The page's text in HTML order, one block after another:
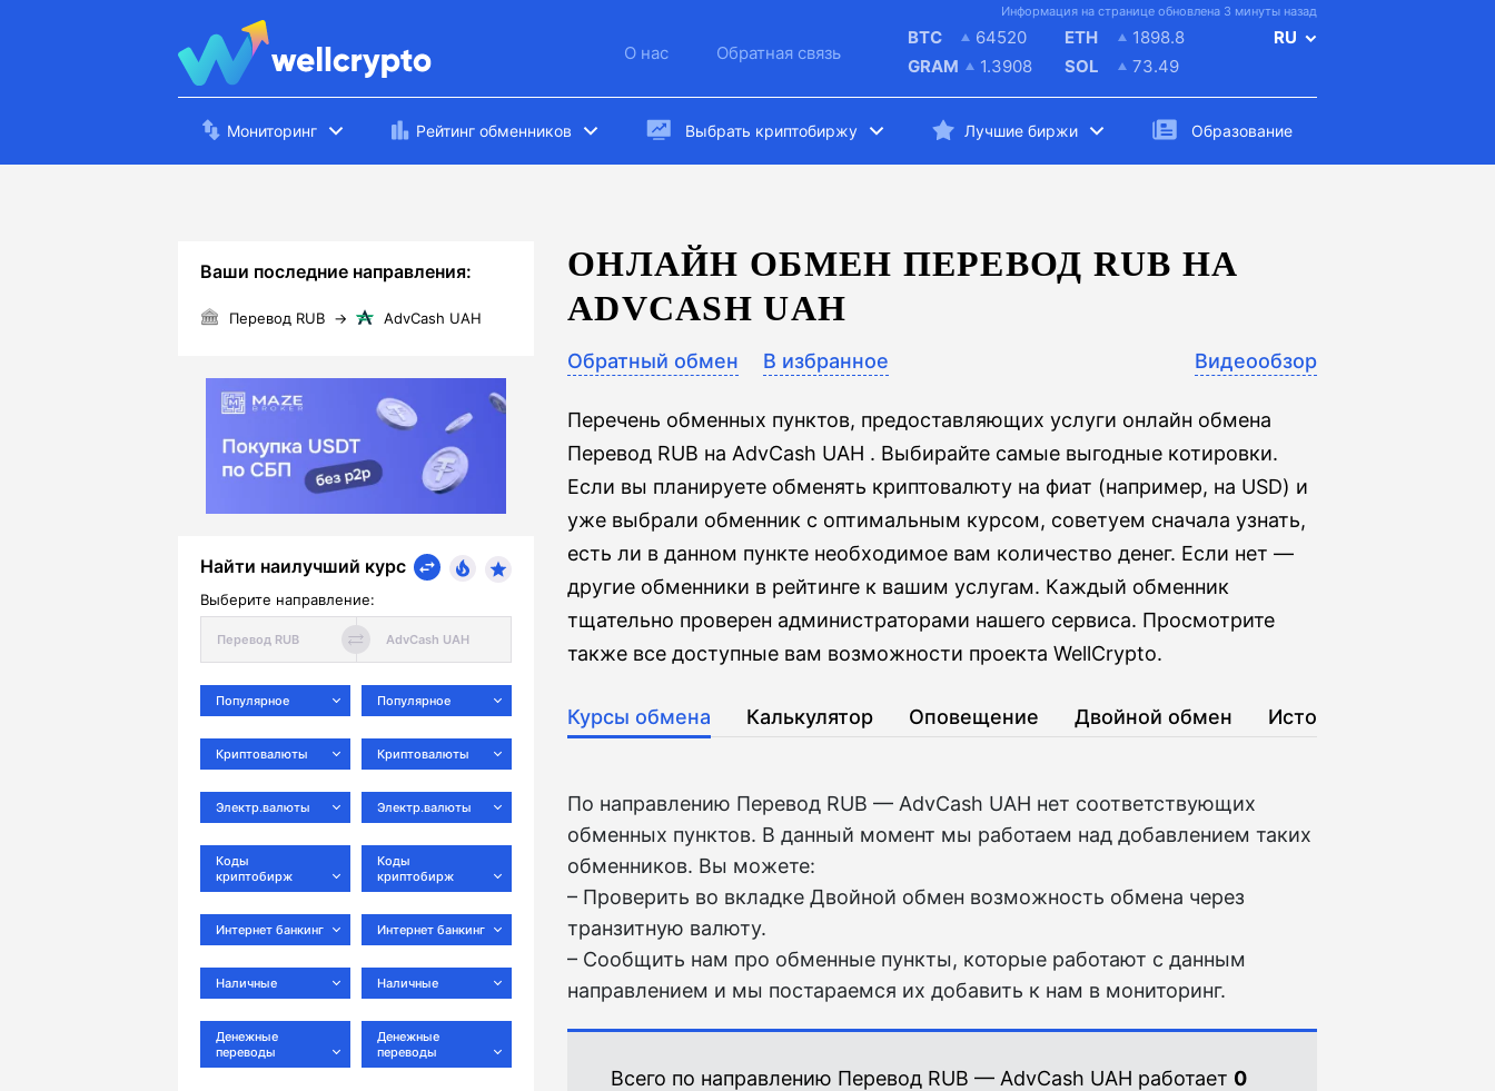
Информация на странице обновлена 3 минуты назад
О нас Обратная связь
BTC
64520
GRAM
1.3908
ETH
1898.8
SOL
73.49
RU
Мониторинг Рейтинг обменников Выбрать криптобиржу Лучшие биржи Образование
Ваши последние направления:
Перевод RUB → AdvCash UAH
Найти наилучший курс
Выберите направление:
Популярное
Криптовалюты
Электр.валюты
Коды
криптобирж
Интернет банкинг
Наличные
Денежные
переводы
Популярное
Криптовалюты
Электр.валюты
Коды
криптобирж
Интернет банкинг
Наличные
Денежные
переводы
ОНЛАЙН ОБМЕН ПЕРЕВОД RUB НА
ADVCASH UAH
Обратный обмен В избранное Видеообзор
Перечень обменных пунктов, предоставляющих услуги онлайн обмена
Перевод RUB на AdvCash UAH . Выбирайте самые выгодные котировки.
Если вы планируете обменять криптовалюту на фиат (например, на USD) и
уже выбрали обменник с оптимальным курсом, советуем сначала узнать,
есть ли в данном пункте необходимое вам количество денег. Если нет —
другие обменники в рейтинге к вашим услугам. Каждый обменник
тщательно проверен администраторами нашего сервиса. Просмотрите
также все доступные вам возможности проекта WellCrypto.
Курсы обмена Калькулятор Оповещение Двойной обмен История
По направлению Перевод RUB — AdvCash UAH нет соответствующих
обменных пунктов. В данный момент мы работаем над добавлением таких
обменников. Вы можете:
– Проверить во вкладкe Двойной обмен возможность обмена через
транзитную валюту.
– Сообщить нам про обменные пункты, которые работают с данным
направлением и мы постараемся их добавить к нам в мониторинг.
Всего по направлению Перевод RUB — AdvCash UAH работает 0